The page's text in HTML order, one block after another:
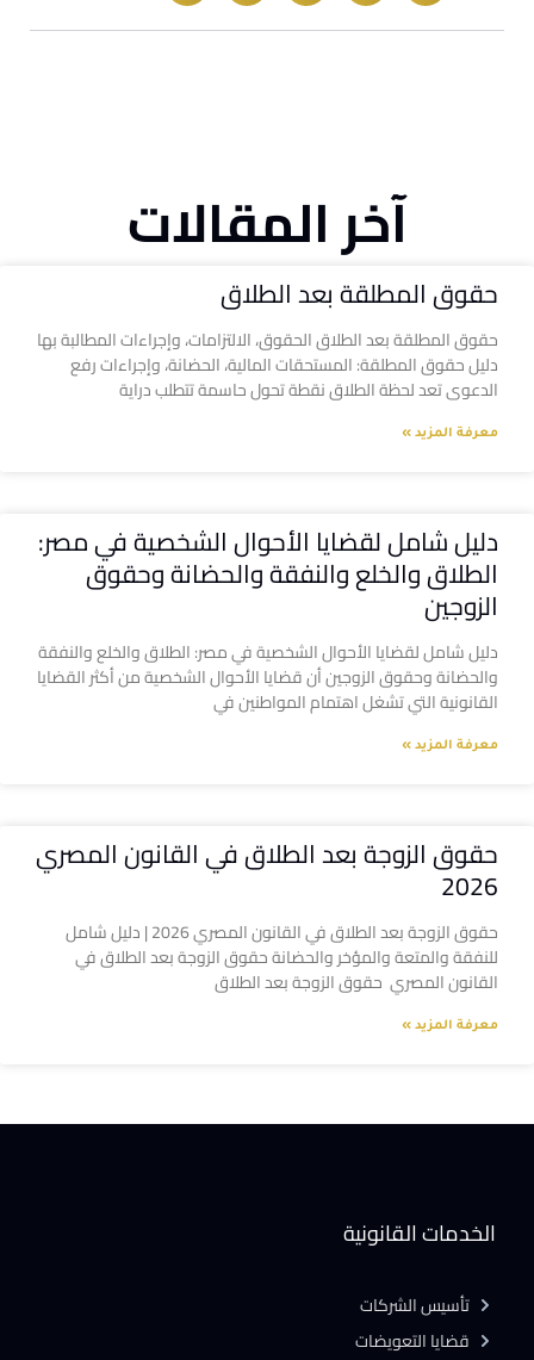
آخر المقالات
حقوق المطلقة بعد الطلاق
حقوق المطلقة بعد الطلاق الحقوق، الالتزامات، وإجراءات المطالبة بها
دليل حقوق المطلقة: المستحقات المالية، الحضانة، وإجراءات رفع
الدعوى تعد لحظة الطلاق نقطة تحول حاسمة تتطلب دراية
معرفة المزيد »
دليل شامل لقضايا الأحوال الشخصية في مصر:
الطلاق والخلع والنفقة والحضانة وحقوق
الزوجين
دليل شامل لقضايا الأحوال الشخصية في مصر: الطلاق والخلع والنفقة
والحضانة وحقوق الزوجين أن قضايا الأحوال الشخصية من أكثر القضايا
القانونية التي تشغل اهتمام المواطنين في
معرفة المزيد »
حقوق الزوجة بعد الطلاق في القانون المصري
2026
حقوق الزوجة بعد الطلاق في القانون المصري 2026 | دليل شامل
للنفقة والمتعة والمؤخر والحضانة حقوق الزوجة بعد الطلاق في
القانون المصري حقوق الزوجة بعد الطلاق
معرفة المزيد »
الخدمات القانونية
تأسيس الشركات
قضايا التعويضات